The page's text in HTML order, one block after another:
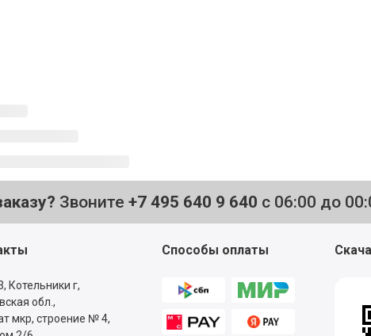
Звоните +7 495 640 9 640 с 06:00 до
Котельники г,
обл.,
мкр, строение № 4,
Способы оплаты